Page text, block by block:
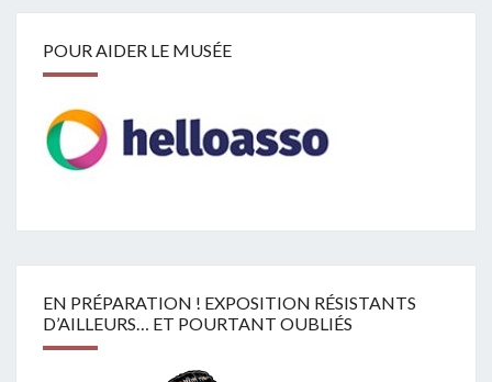
POUR AIDER LE MUSÉE
EN PRÉPARATION ! EXPOSITION RÉSISTANTS
D’AILLEURS… ET POURTANT OUBLIÉS